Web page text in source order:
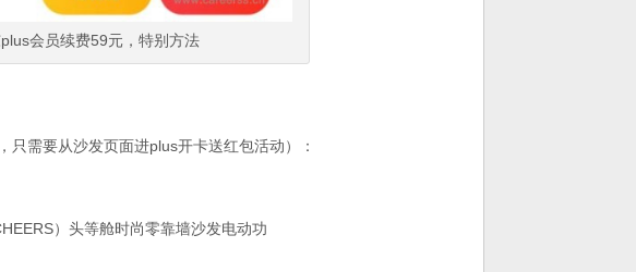
会员续费59元，特别方法
需要从沙发页面进plus开卡送红包活动）：
）头等舱时尚零靠墙沙发电动功